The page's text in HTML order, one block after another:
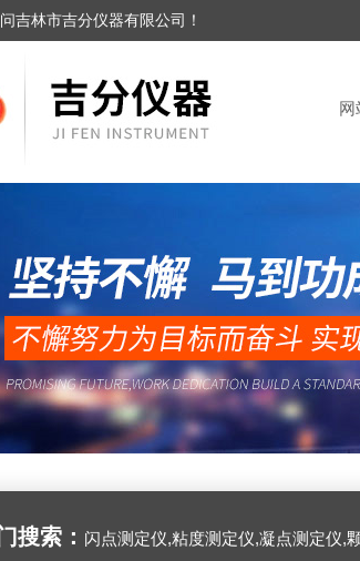
吉林市吉分仪器有限公司！
网
搜索： 闪点测定仪,粘度测定仪,凝点测定仪,